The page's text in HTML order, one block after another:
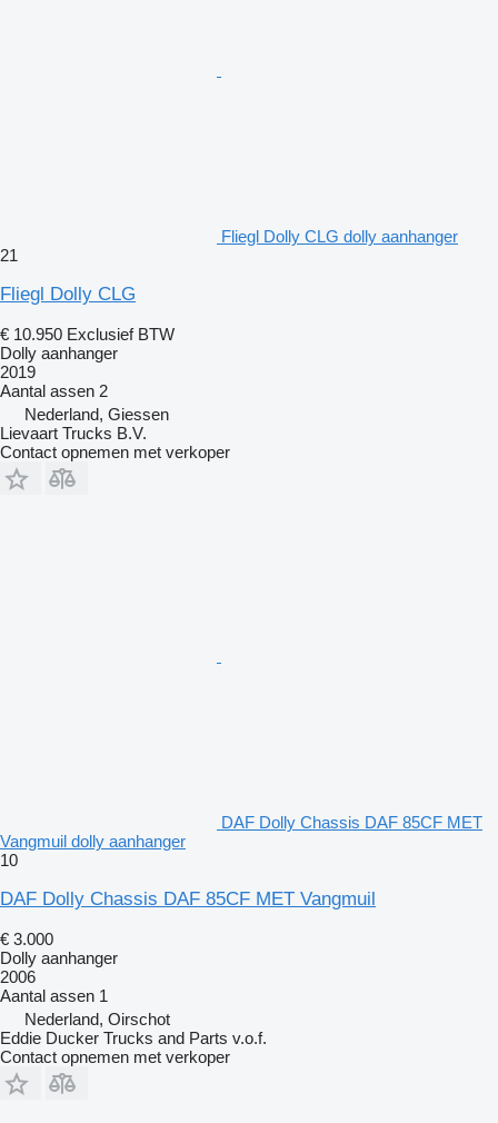
Fliegl Dolly CLG dolly aanhanger
21
Fliegl Dolly CLG
€ 10.950 Exclusief BTW
Dolly aanhanger
2019
Aantal assen 2
Nederland, Giessen
Lievaart Trucks B.V.
Contact opnemen met verkoper
DAF Dolly Chassis DAF 85CF MET
Vangmuil dolly aanhanger
10
DAF Dolly Chassis DAF 85CF MET Vangmuil
€ 3.000
Dolly aanhanger
2006
Aantal assen 1
Nederland, Oirschot
Eddie Ducker Trucks and Parts v.o.f.
Contact opnemen met verkoper